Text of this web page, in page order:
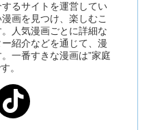
るサイトを運営してい
画を見つけ、楽しむこ
人気漫画ごとに詳細な
紹介などを通じて、漫
一番すきな漫画は”家庭
。